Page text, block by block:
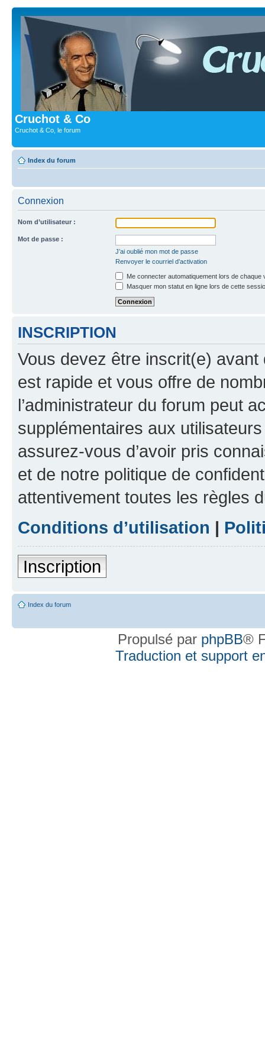
Cruchot & Co
Cruchot & Co, le forum
Index du forum
Connexion
Nom d’utilisateur :
Mot de passe :
J’ai oublié mon mot de passe
Renvoyer le courriel d’activation
Me connecter automatiquement lors de chaque
Masquer mon statut en ligne lors de cette
INSCRIPTION
Vous devez être inscrit(e) avant
est rapide et vous offre de
l’administrateur du forum peut
supplémentaires aux
assurez-vous d’avoir pris
et de notre politique de
attentivement toutes les règles
Conditions d’utilisation |
Inscription
Index du forum
Propulsé par phpBB®
Traduction et support